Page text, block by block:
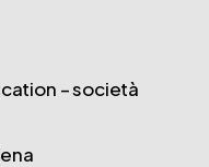
– società